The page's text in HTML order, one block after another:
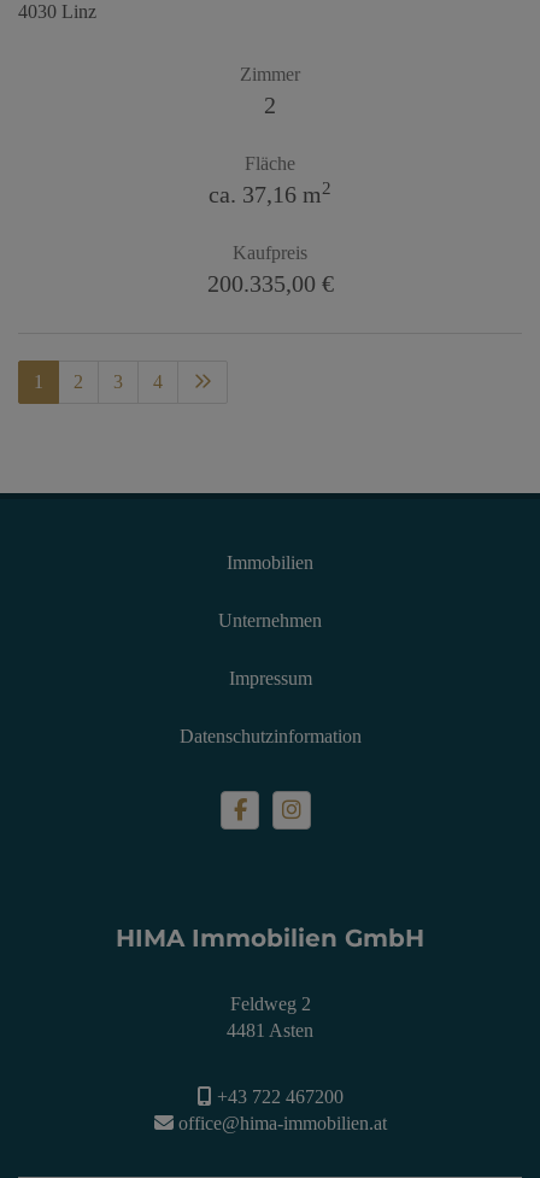
4030 Linz
Zimmer
2
Fläche
ca. 37,16 m2
Kaufpreis
200.335,00 €
1 2 3 4
Immobilien
Unternehmen
Impressum
Datenschutzinformation
HIMA Immobilien GmbH
Feldweg 2
4481 Asten
+43 722 467200
office@hima-immobilien.at